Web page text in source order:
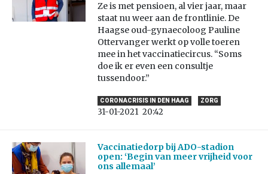
Ze is met pensioen, al vier jaar, maar
staat nu weer aan de frontlinie. De
Haagse oud-gynaecoloog Pauline
Ottervanger werkt op volle toeren
mee in het vaccinatiecircus. “Soms
doe ik er even een consultje
tussendoor.”
CORONACRISIS IN DEN HAAG ZORG
31-01-2021 20:42
Vaccinatiedorp bij ADO-stadion
open: ‘Begin van meer vrijheid voor
ons allemaal’